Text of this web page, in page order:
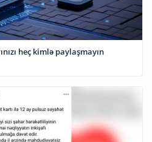
heç kimlə paylaşmayın